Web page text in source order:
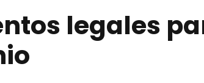
legales